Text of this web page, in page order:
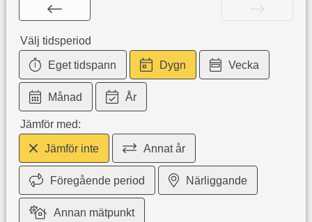
Välj tidsperiod
Eget tidspann Dygn Vecka
Månad År
Jämför med:
Jämför inte Annat år
Föregående period Närliggande
Annan mätpunkt